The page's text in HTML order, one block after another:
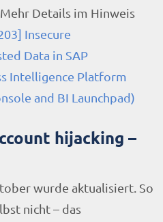
Details im Hinweis
Insecure
Data in SAP
Intelligence Platform
and BI Launchpad)
hijacking –
wurde aktualisiert. So
nicht – das